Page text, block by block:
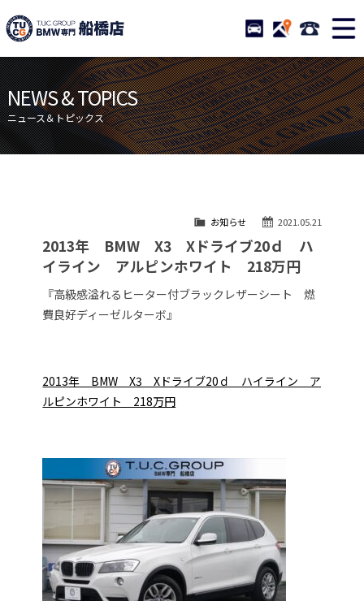
TUCグループ BMW専門 船
STOCK ACCESS 047-
ニュース
在庫リスト
目玉車両一覧
店舗紹介
保証＆サービス
アクセスマップ
自動車保険
TUCとは？
リクルート
納車blog
スタッフblog
会社概要
NEWS & TOPICS
ニュース＆トピックス
2021.05.21
お知らせ
2013年 BMW X3 Xドライブ20ｄ ハ
イライン アルピンホワイト 218万円
『高級感溢れるヒーター付ブラックレザーシート 燃
費良好ディーゼルターボ』
2013年 BMW X3 Xドライブ20ｄ ハイライン ア
ルピンホワイト 218万円